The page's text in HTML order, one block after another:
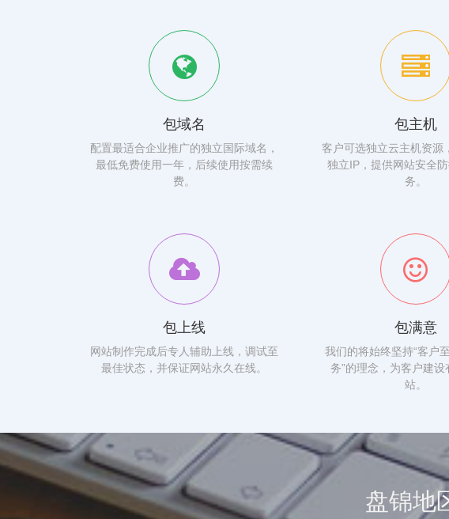
包域名
配置最适合企业推广的独立国际域名，
最低免费使用一年，后续使用按需续
费。
包主机
客户可选独立云主机资源
独立IP，提供网站安全
务。
包上线
网站制作完成后专人辅助上线，调试至
最佳状态，并保证网站永久在线。
包满意
我们的将始终坚持“客户
务”的理念，为客户建设
站。
盘锦地